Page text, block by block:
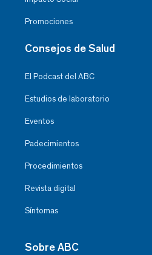
Promociones
Consejos de Salud
El Podcast del ABC
Estudios de laboratorio
Eventos
Padecimientos
Procedimientos
Revista digital
Síntomas
Sobre ABC